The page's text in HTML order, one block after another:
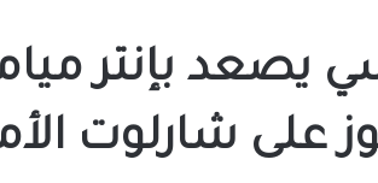
يصعد بإنتر
على شارلوت